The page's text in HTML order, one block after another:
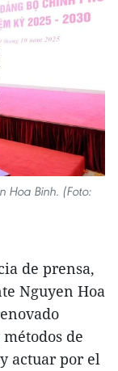
Hoa Binh. (Foto:
de prensa,
Nguyen Hoa
de
actuar por el